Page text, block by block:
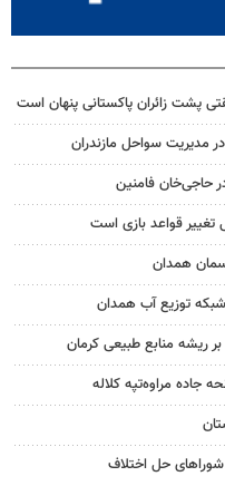
پشت زائران پاکستانی پنهان است
مدیریت سواحل مازندران
حاجی‌خان فامنین
قواعد بازی است
همدان
ریشه منابع طبیعی کرمان
حل اختلاف